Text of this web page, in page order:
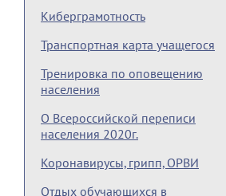
Киберграмотность
Транспортная карта учащегося
Тренировка по оповещению
населения
О Всероссийской переписи
населения 2020г.
Коронавирусы, грипп, ОРВИ
Отдых обучающихся в